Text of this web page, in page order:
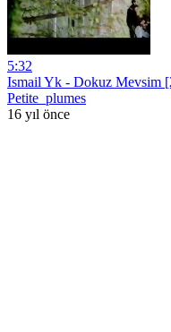
5:32
Ismail Yk - Dokuz Mevsim
Petite_plumes
16 yıl önce